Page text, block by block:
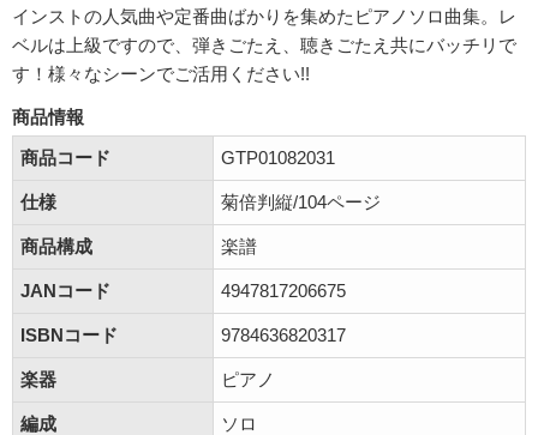
インストの人気曲や定番曲ばかりを集めたピアノソロ曲集。レ
ベルは上級ですので、弾きごたえ、聴きごたえ共にバッチリで
す！様々なシーンでご活用ください!!
商品情報
商品コード
GTP01082031
仕様 菊倍判縦/104ページ
商品構成 楽譜
JANコード 4947817206675
ISBNコード 9784636820317
楽器 ピアノ
編成 ソロ